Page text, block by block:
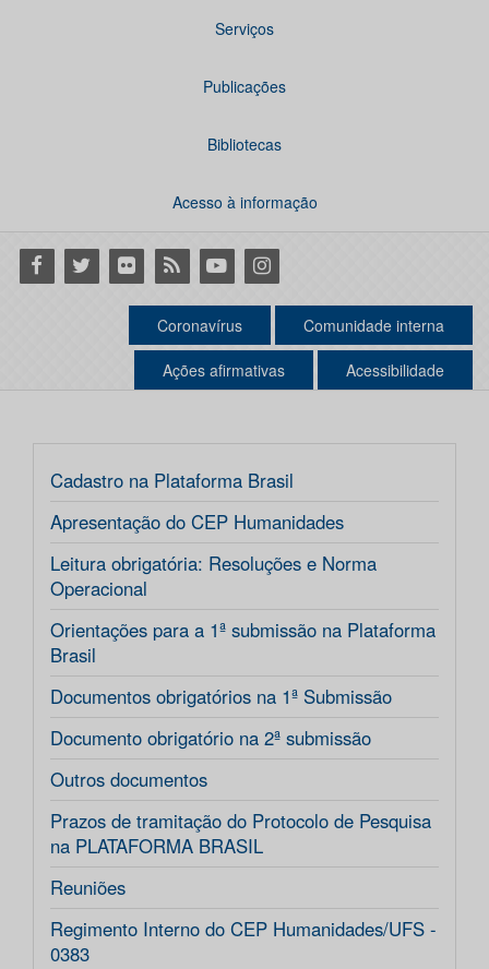
Serviços
Publicações
Bibliotecas
Acesso à informação
Facebook
Twitter Flickr RSS YoutubeInstagram
Coronavírus Comunidade interna
Ações afirmativas Acessibilidade
Cadastro na Plataforma Brasil
Apresentação do CEP Humanidades
Leitura obrigatória: Resoluções e Norma
Operacional
Orientações para a 1ª submissão na Plataforma
Brasil
Documentos obrigatórios na 1ª Submissão
Documento obrigatório na 2ª submissão
Outros documentos
Prazos de tramitação do Protocolo de Pesquisa
na PLATAFORMA BRASIL
Reuniões
Regimento Interno do CEP Humanidades/UFS -
0383